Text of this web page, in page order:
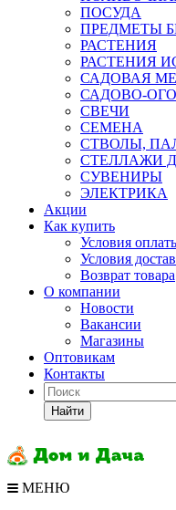
ПОСУДА
ПРЕДМЕТЫ
РАСТЕНИЯ
РАСТЕНИЯ
САДОВАЯ
САДОВО-
СВЕЧИ
СЕМЕНА
СТВОЛЫ,
СТЕЛЛАЖИ
СУВЕНИРЫ
ЭЛЕКТРИКА
Акции
Как купить
Условия
Условия
Возврат товара
О компании
Новости
Вакансии
Магазины
Оптовикам
Контакты
Найти
МЕНЮ